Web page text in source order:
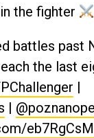
the fighter
battles past
the last
|
|